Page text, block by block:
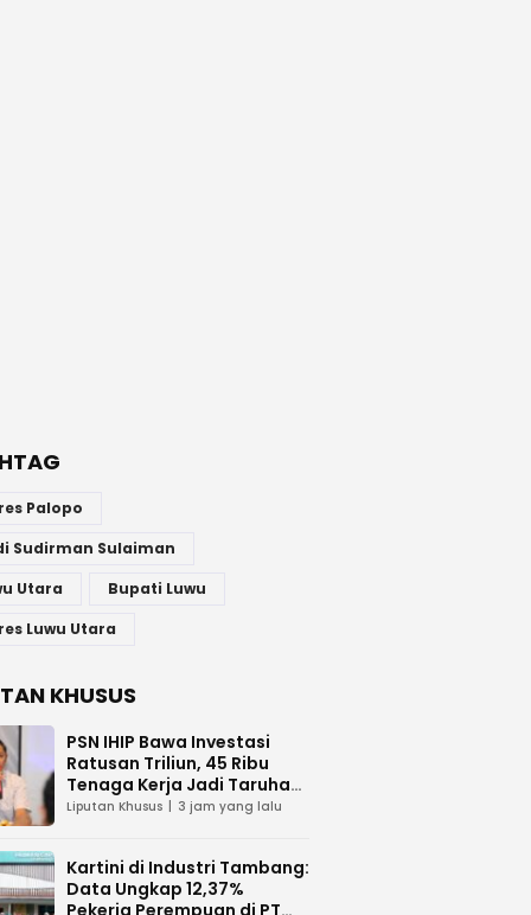
Palopo
Sudirman Sulaiman
Utara
Bupati Luwu
Luwu Utara
KHUSUS
PSN IHIP Bawa Investasi
Ratusan Triliun, 45 Ribu
Tenaga Kerja Jadi Taruhan
di Balik Polemik Lahan Laoli
Liputan Khusus 3 jam yang lalu
Kartini di Industri Tambang:
Data Ungkap 12,37%